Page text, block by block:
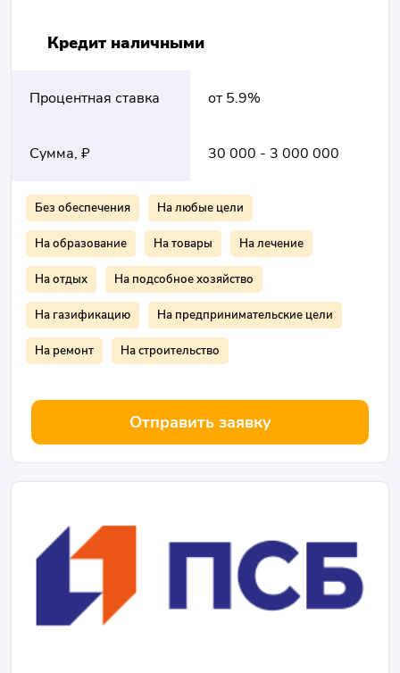
Кредит наличными
Процентная ставка от 5.9%
Сумма, ₽ 30 000 - 3 000 000
Без обеспечения На любые цели
На образование На товары На лечение
На отдых На подсобное хозяйство
На газификацию На предпринимательские цели
На ремонт На строительство
Отправить заявку